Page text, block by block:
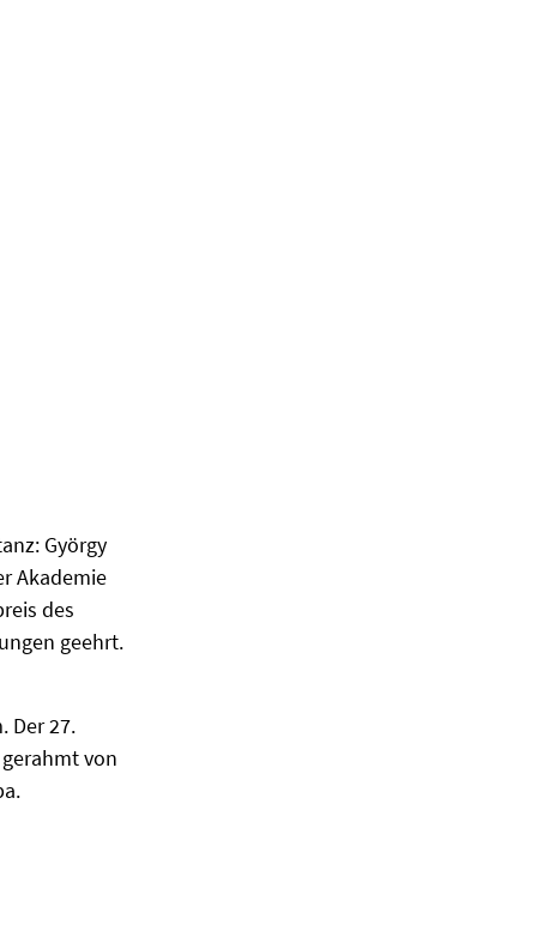
György
Akademie
des
geehrt.
Der 27.
von